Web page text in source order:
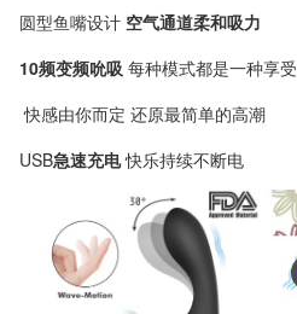
圆型鱼嘴设计 空气通道柔和吸力
10频变频吮吸 每种模式都是一种享受
快感由你而定 还原最简单的高潮
USB急速充电快乐持续不断电